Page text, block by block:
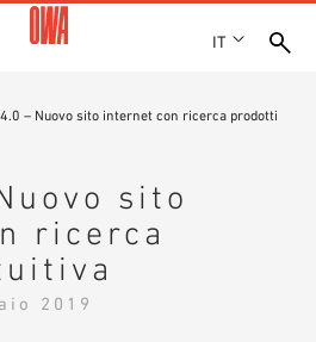
IT
4.0 – Nuovo sito internet con ricerca prodotti
sito
ricerca
2019